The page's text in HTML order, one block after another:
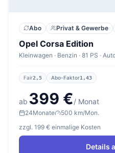
Abo Privat & Gewerbe
Opel Corsa Edition
Kleinwagen · Benzin · 81 PS ·
Fair2,5 Abo-Faktor1,43
ab 399 €/ Monat
24Monate
500 km/Mon.
zzgl. 199 € einmalige Kosten
Details